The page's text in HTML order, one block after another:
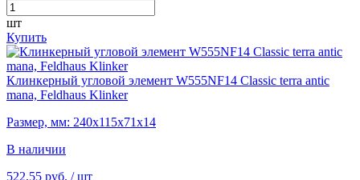
шт
Купить
Клинкерный угловой элемент W555NF14 Classic terra antic
mana, Feldhaus Klinker
Размер, мм: 240х115х71х14
В наличии
522.55 руб. / шт